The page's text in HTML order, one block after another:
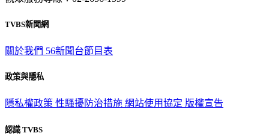
TVBS新聞網
關於我們 56新聞台節目表
政策與隱私
隱私權政策 性騷擾防治措施 網站使用協定 版權宣告
認識 TVBS